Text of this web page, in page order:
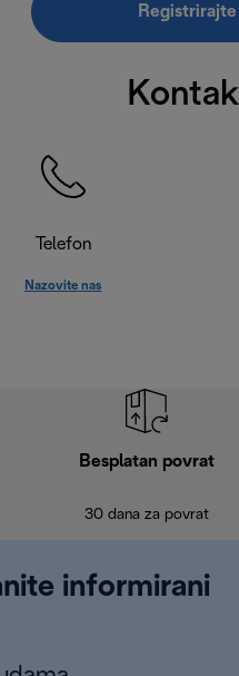
Telefon
Nazovite nas
Besplatan povrat
30 dana za povrat
informirani